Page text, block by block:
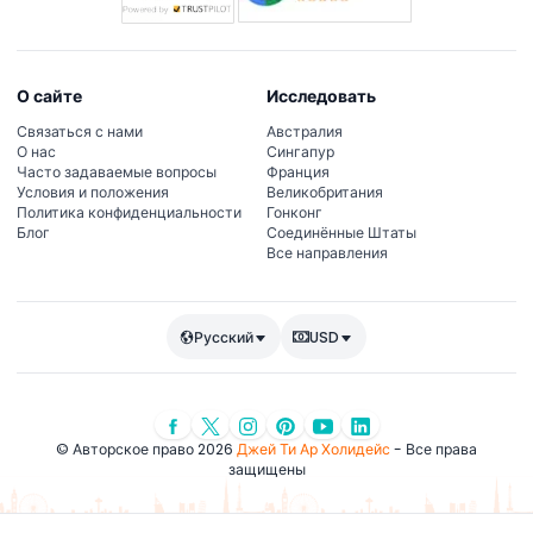
О сайте
Связаться с нами
О нас
Часто задаваемые вопросы
Условия и положения
Политика конфиденциальности
Блог
Исследовать
Австралия
Сингапур
Франция
Великобритания
Гонконг
Соединённые Штаты
Все направления
Русский USD
© Авторское право 2026 Джей Ти Ар Холидейс- Все права
защищены